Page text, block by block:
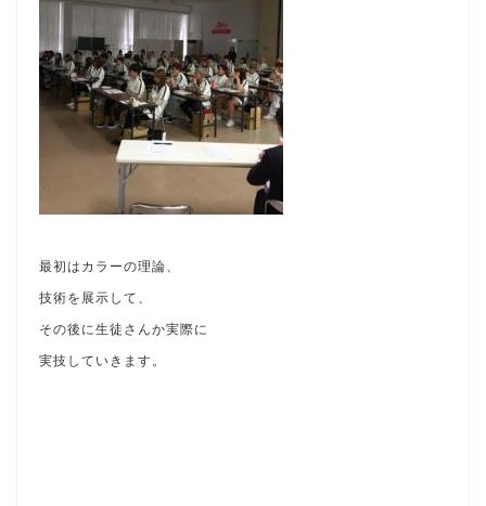
最初はカラーの理論、
技術を展示して、
その後に生徒さんか実際に
実技していきます。